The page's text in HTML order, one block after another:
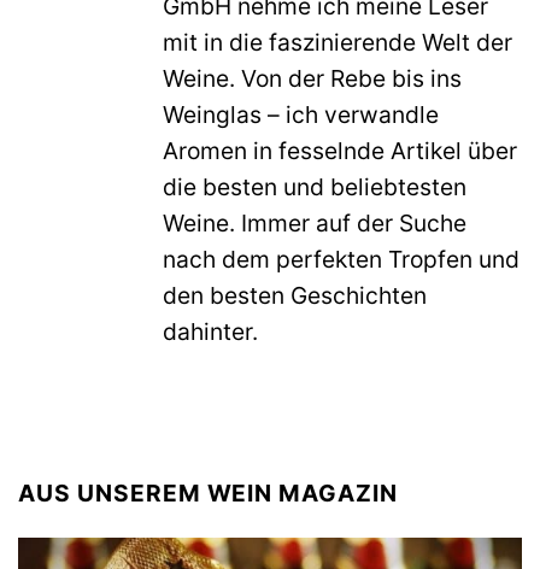
GmbH nehme ich meine Leser
mit in die faszinierende Welt der
Weine. Von der Rebe bis ins
Weinglas – ich verwandle
Aromen in fesselnde Artikel über
die besten und beliebtesten
Weine. Immer auf der Suche
nach dem perfekten Tropfen und
den besten Geschichten
dahinter.
AUS UNSEREM WEIN MAGAZIN